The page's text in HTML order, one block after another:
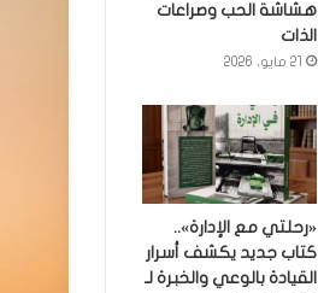
هشاشة الحب وصراعات
الذات
21 مايو، 2026
«رحلتي مع الإدارة»..
كتاب جديد يكشف أسرار
القيادة بالوعي والخبرة لـ